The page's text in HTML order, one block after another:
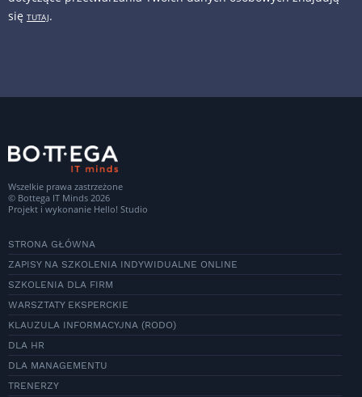
się TUTAJ.
Wszelkie prawa zastrzeżone
© Bottega IT Minds 2026
Projekt i wykonanie Hello! Studio
STRONA GŁÓWNA
ZAPISY NA SZKOLENIA INDYWIDUALNE ONLINE
SZKOLENIA DLA FIRM
WARSZTATY EKSPERCKIE
KLAUZULA INFORMACYJNA (RODO)
DLA HR
DLA MANAGEMENTU
TRENERZY